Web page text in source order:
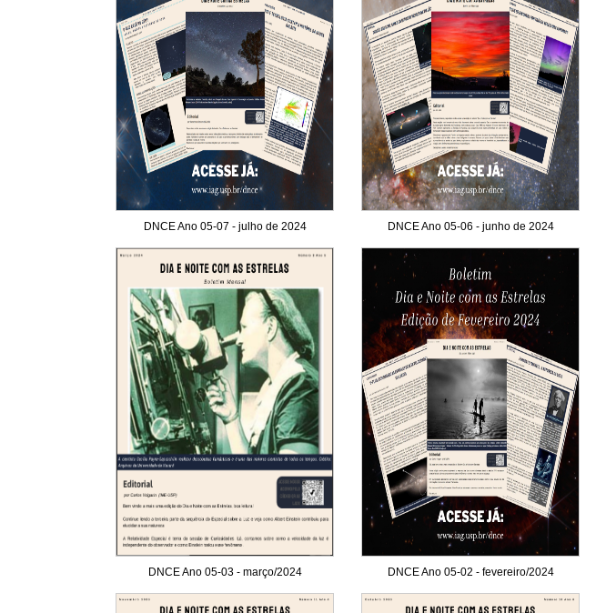
DNCE Ano 05-07 - julho de 2024 DNCE Ano 05-06 - junho de 2024
DNCE Ano 05-03 - março/2024 DNCE Ano 05-02 - fevereiro/2024